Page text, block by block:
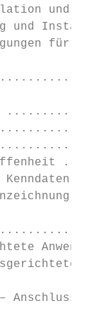
und
und
für
–